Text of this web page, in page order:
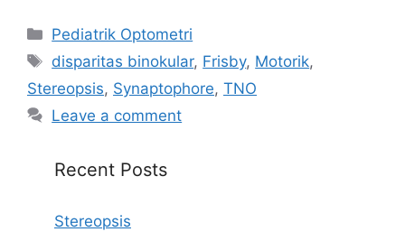
Categories
Pediatrik Optometri
Tags
disparitas binokular, Frisby, Motorik,
Stereopsis, Synaptophore, TNO
Leave a comment
Recent Posts
Stereopsis